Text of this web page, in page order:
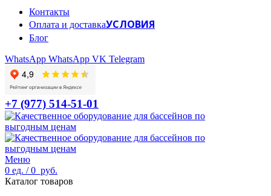
Контакты
Оплата и доставкаУСЛОВИЯ
Блог
WhatsApp WhatsApp VK Telegram
+7 (977) 514-51-01
Меню
0 ед. / 0 руб.
Каталог товаров